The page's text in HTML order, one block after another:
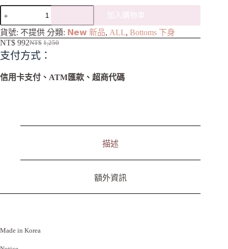
加入購物車
A
l
e
n
貨號: 不提供 分類: 𝗡𝗲𝘄 新品, ALL, Bottoms 下身
NT$ 1,250
NT$ 992
支付方式：
信用卡支付、ATM匯款、超商代碼
描述
額外資訊
Made in Korea